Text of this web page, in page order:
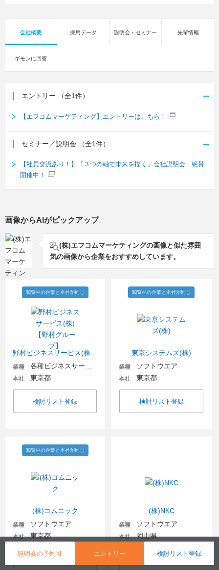
説明会の予約可 エントリー 検討リスト登録
会社概要 採用データ 説明会・セミナー 先輩情報
ギモンに回答
エントリー （全1件）
【エフコムマーケティング】エントリーはこちら！
セミナー／説明会 （全1件）
【社員交流あり！】『３つの軸で未来を描く』会社説明会 絶賛
開催中！
画像からAIがピックアップ
(株)エフコムマーケティングの画像と似た雰囲
気の画像から企業をおすすめしています。
閲覧中の企業と本社が同じ
業種
本社 東京都
検討リスト登録
東京システムズ(株)
閲覧中の企業と本社が同じ
業種 ソフトウエア
本社 東京都
検討リスト登録
(株)コムニック
閲覧中の企業と本社が同じ
業種 ソフトウエア
本社 東京都
検討リスト登録
(株)NKC
業種 ソフトウエア
本社 岡山県
検討リスト登録